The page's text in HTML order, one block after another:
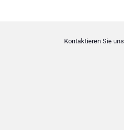
Kontaktieren Sie uns